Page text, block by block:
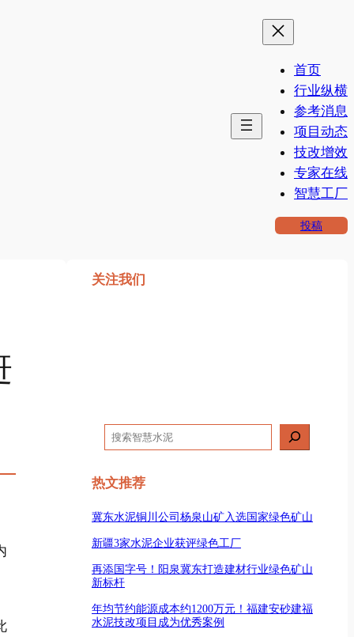
首页
行业纵横
参考消息
项目动态
技改增效
专家在线
智慧工厂
投稿
关注我们
搜
索
热文推荐
冀东水泥铜川公司杨泉山矿入选国家绿色矿山
新疆3家水泥企业获评绿色工厂
再添国字号！阳泉冀东打造建材行业绿色矿山
新标杆
年均节约能源成本约1200万元！福建安砂建福
水泥技改项目成为优秀案例